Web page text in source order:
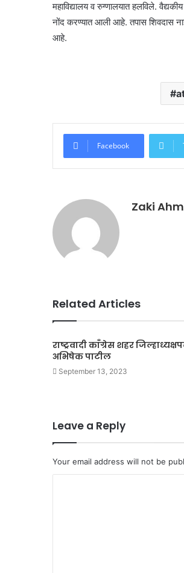
महाविद्यालय व रुग्णालयात हलविले.
नोंद करण्यात आली आहे. तपास शिवदास
आहे.
Facebook
Zaki
Related Articles
राष्ट्रवादी काँग्रेस शहर
अभिषेक पाटील
September 13, 2023
Leave a Reply
Your email address will not be